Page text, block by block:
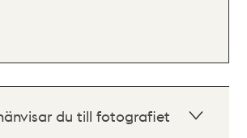
du till fotografiet